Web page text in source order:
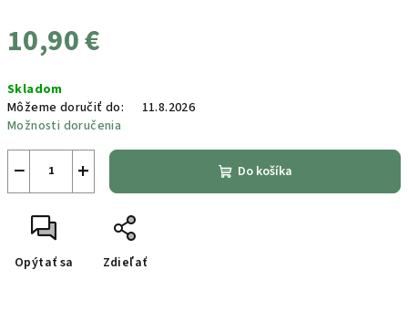
10,90 €
cena:
Skladom
Môžeme doručiť do:
11.8.2026
Možnosti doručenia
+
− Do košíka
Opýtať sa Zdieľať